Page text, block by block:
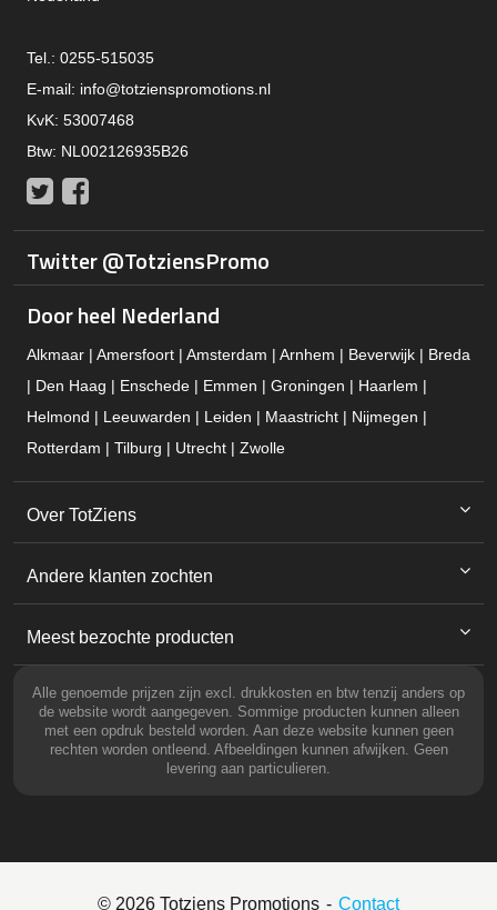
Tel.: 0255-515035
E-mail: info@totzienspromotions.nl
KvK: 53007468
Btw: NL002126935B26
Twitter
Twitter @TotziensPromo
Door heel Nederland
Alkmaar | Amersfoort | Amsterdam | Arnhem | Beverwijk | Breda
| Den Haag | Enschede | Emmen | Groningen | Haarlem |
Helmond | Leeuwarden | Leiden | Maastricht | Nijmegen |
Rotterdam | Tilburg | Utrecht | Zwolle
Over TotZiens
Andere klanten zochten
Meest bezochte producten
Alle genoemde prijzen zijn excl. drukkosten en btw tenzij anders op
de website wordt aangegeven. Sommige producten kunnen alleen
met een opdruk besteld worden. Aan deze website kunnen geen
rechten worden ontleend. Afbeeldingen kunnen afwijken. Geen
levering aan particulieren.
© 2026 Totziens Promotions Contact